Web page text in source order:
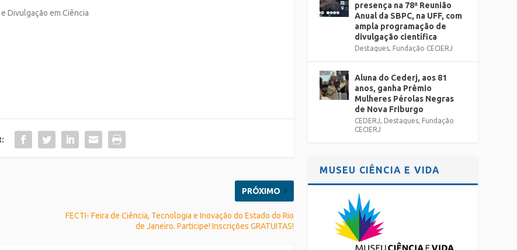
Divulgação em Ciência
PRÓXIMO
FECTI- Feira de Ciência, Tecnologia e Inovação do Estado do Rio
de Janeiro. Participe! Inscrições GRATUITAS!
presença na 78ª Reunião
Anual da SBPC, na UFF, com
ampla programação de
divulgação científica
Destaques, Fundação CECIERJ
Aluna do Cederj, aos 81
anos, ganha Prêmio
Mulheres Pérolas Negras
de Nova Friburgo
CEDERJ, Destaques, Fundação
CECIERJ
MUSEU CIÊNCIA E VIDA